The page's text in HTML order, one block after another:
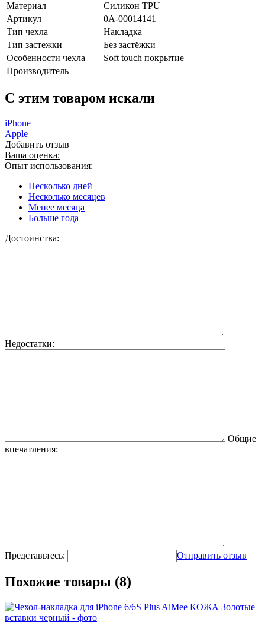
Материал
Силикон TPU
Артикул
0А-00014141
Тип чехла
Накладка
Тип застежки
Без застёжки
Особенности чехла
Soft touch покрытие
Производитель
C этим товаром искали
iPhone
Apple
Добавить отзыв
Ваша оценка:
Опыт использования:
Несколько дней
Несколько месяцев
Менее месяца
Больше года
Достоинства:
Недостатки:
Общие
впечатления:
Представьтесь: Отправить отзыв
Похожие товары (8)